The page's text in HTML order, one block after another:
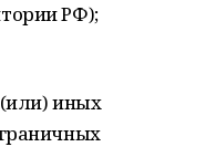
РФ);
иных